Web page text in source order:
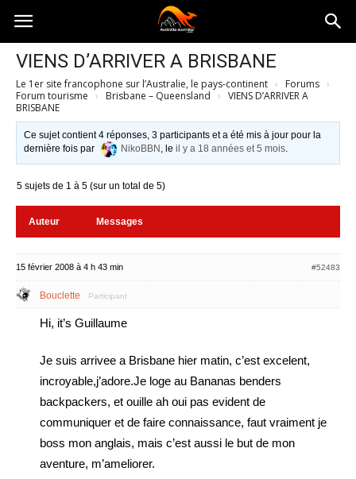
Australia-
australie.com
VIENS D’ARRIVER A BRISBANE
Le 1er site francophone sur l’Australie, le pays-continent › Forums ›
Forum tourisme › Brisbane – Queensland › VIENS D’ARRIVER A
BRISBANE
Ce sujet contient 4 réponses, 3 participants et a été mis à jour pour la
dernière fois par
NikoBBN , leil y a 18 années et 5 mois.
5 sujets de 1 à 5 (sur un total de 5)
Auteur Messages
15 février 2008 à 4 h 43 min #52483
Bouclette Participant
Hi, it’s Guillaume
Je suis arrivee a Brisbane hier matin, c’est excelent,
incroyable,j’adore.Je loge au Bananas benders
backpackers, et ouille ah oui pas evident de
communiquer et de faire connaissance, faut vraiment je
boss mon anglais, mais c’est aussi le but de mon
aventure, m’ameliorer.